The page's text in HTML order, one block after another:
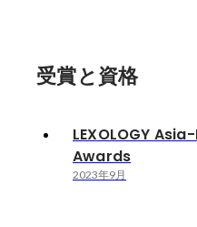
受賞と資格
LEXOLOGY
Awards
2023年9月